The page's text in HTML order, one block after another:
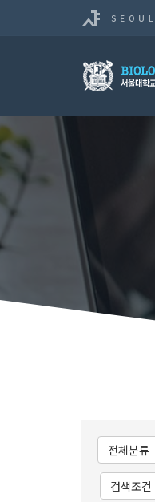
전체분류
검색조건